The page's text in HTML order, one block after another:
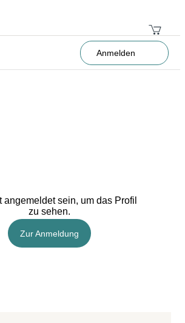
Anmelden
angemeldet sein, um das Profil
zu sehen.
Zur Anmeldung